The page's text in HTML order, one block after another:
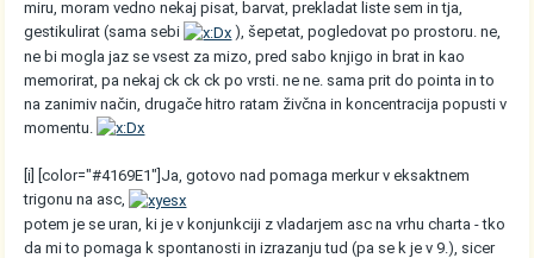
miru, moram vedno nekaj pisat, barvat, prekladat liste sem in tja,
gestikulirat (sama sebi
), šepetat, pogledovat po prostoru. ne,
ne bi mogla jaz se vsest za mizo, pred sabo knjigo in brat in kao
memorirat, pa nekaj ck ck ck po vrsti. ne ne. sama prit do pointa in to
na zanimiv način, drugače hitro ratam živčna in koncentracija popusti v
momentu.
[i] [color="#4169E1"]Ja, gotovo nad pomaga merkur v eksaktnem
trigonu na asc,
potem je se uran, ki je v konjunkciji z vladarjem asc na vrhu charta - tko
da mi to pomaga k spontanosti in izrazanju tud (pa se k je v 9.), sicer